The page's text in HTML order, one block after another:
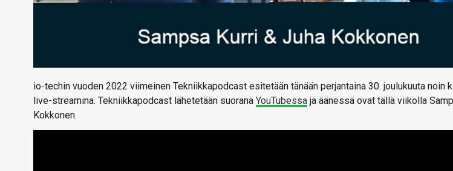
io-techin vuoden 2022 viimeinen Tekniikkapodcast esitetään tänään perjantaina 30. joulukuuta noin
live-streamina. Tekniikkapodcast lähetetään suorana YouTubessa ja äänessä ovat tällä viikolla
Kokkonen.